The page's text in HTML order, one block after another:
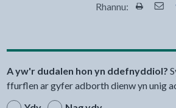
Rhannu:
A yw'r dudalen hon yn ddefnyddiol?
ffurflen ar gyfer adborth dienw yn unig